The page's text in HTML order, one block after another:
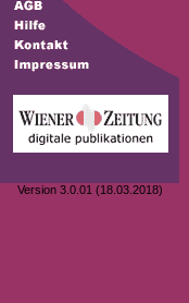
Version 3.0.01 (18.03.2018)